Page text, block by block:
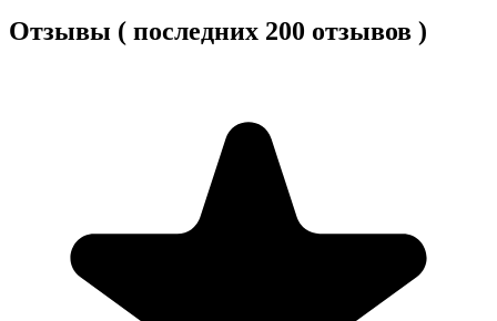
Отзывы ( последних 200 отзывов )